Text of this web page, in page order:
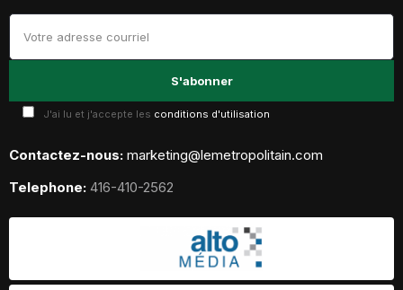
J'ai lu et j'accepte les conditions d'utilisation
Contactez-nous: marketing@lemetropolitain.com
Telephone: 416-410-2562